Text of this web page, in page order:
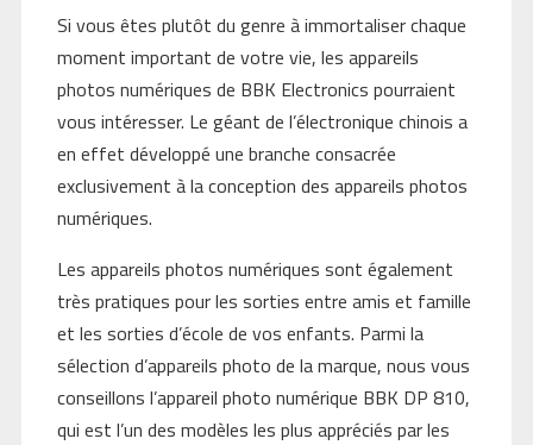
Si vous êtes plutôt du genre à immortaliser chaque
moment important de votre vie, les appareils
photos numériques de BBK Electronics pourraient
vous intéresser. Le géant de l’électronique chinois a
en effet développé une branche consacrée
exclusivement à la conception des appareils photos
numériques.
Les appareils photos numériques sont également
très pratiques pour les sorties entre amis et famille
et les sorties d’école de vos enfants. Parmi la
sélection d’appareils photo de la marque, nous vous
conseillons l’appareil photo numérique BBK DP 810,
qui est l’un des modèles les plus appréciés par les